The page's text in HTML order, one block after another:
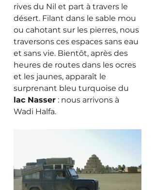
rives du Nil et part à travers le
désert. Filant dans le sable mou
ou cahotant sur les pierres, nous
traversons ces espaces sans eau
et sans vie. Bientôt, après des
heures de routes dans les ocres
et les jaunes, apparaît le
surprenant bleu turquoise du
lac Nasser : nous arrivons à
Wadi Halfa.